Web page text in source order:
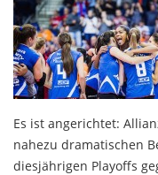
Es ist angerichtet:
nahezu dramatischen
diesjährigen Playoffs